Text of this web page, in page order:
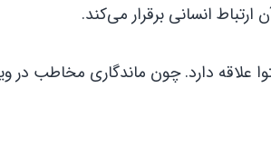
انسانی برقرار می‌کند.
علاقه دارد. چون ماندگاری مخاطب در